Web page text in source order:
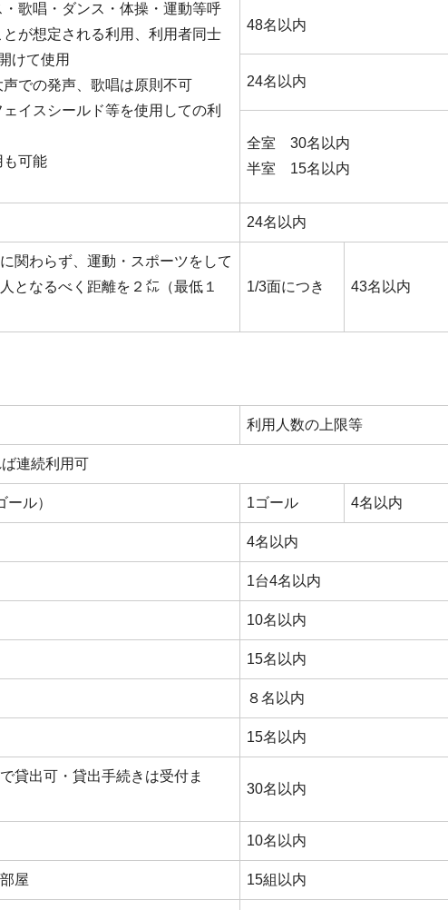
歌唱・ダンス・体操・運動等呼
が想定される利用、利用者同士
けて使用
での発声、歌唱は原則不可
イスシールド等を使用しての利
も可能
48名以内
24名以内
全室 30名以内
半室 15名以内
24名以内
関わらず、運動・スポーツをして
となるべく距離を２㍍（最低１
1/3面につき 43名以内
利用人数の上限等
連続利用可
ル） 1ゴール 4名以内
4名以内
1台4名以内
10名以内
15名以内
８名以内
15名以内
貸出可・貸出手続きは受付ま
30名以内
10名以内
屋 15組以内